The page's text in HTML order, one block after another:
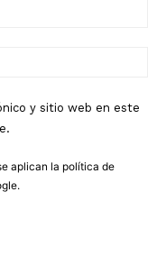
y sitio web en este
aplican la política de